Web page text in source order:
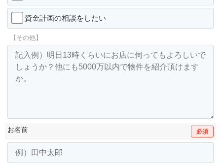
資金計画の相談をしたい
【その他】
お名前 必須